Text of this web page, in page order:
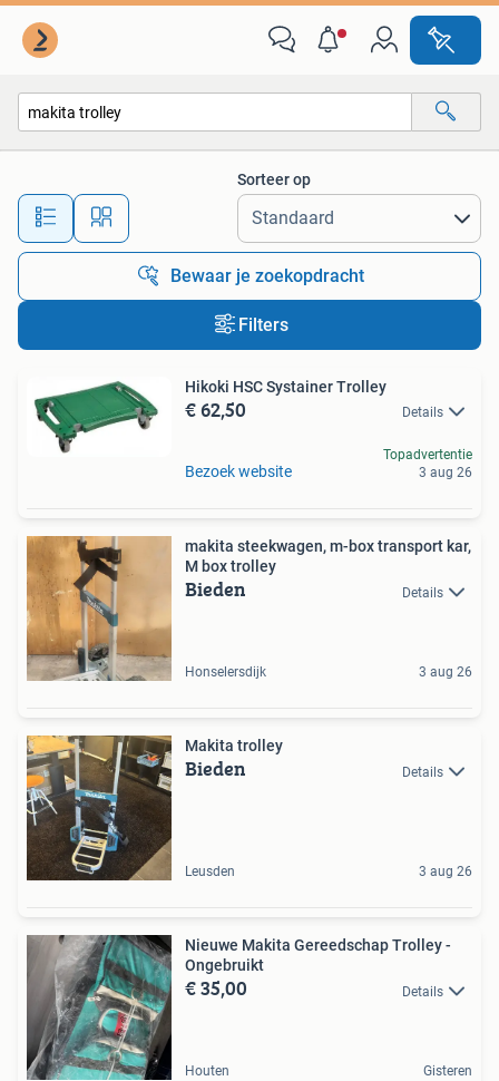
Alle afstanden…
Sorteer op
Bewaar je zoekopdracht
Filters
Hikoki HSC Systainer Trolley
€ 62,50 Details
Bezoek website
Topadvertentie
3 aug 26
makita steekwagen, m-box transport kar,
M box trolley
Bieden Details
Honselersdijk 3 aug 26
Makita trolley
Bieden Details
Leusden 3 aug 26
Nieuwe Makita Gereedschap Trolley -
Ongebruikt
€ 35,00 Details
Houten Gisteren